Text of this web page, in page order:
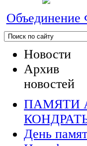
Объединение
Новости
Архив
новостей
ПАМЯТИ
День